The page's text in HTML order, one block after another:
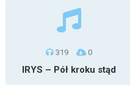
319 0
IRYS – Pół kroku stąd